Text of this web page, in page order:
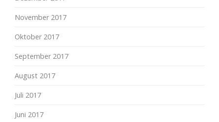
November 2017
Oktober 2017
September 2017
August 2017
Juli 2017
Juni 2017